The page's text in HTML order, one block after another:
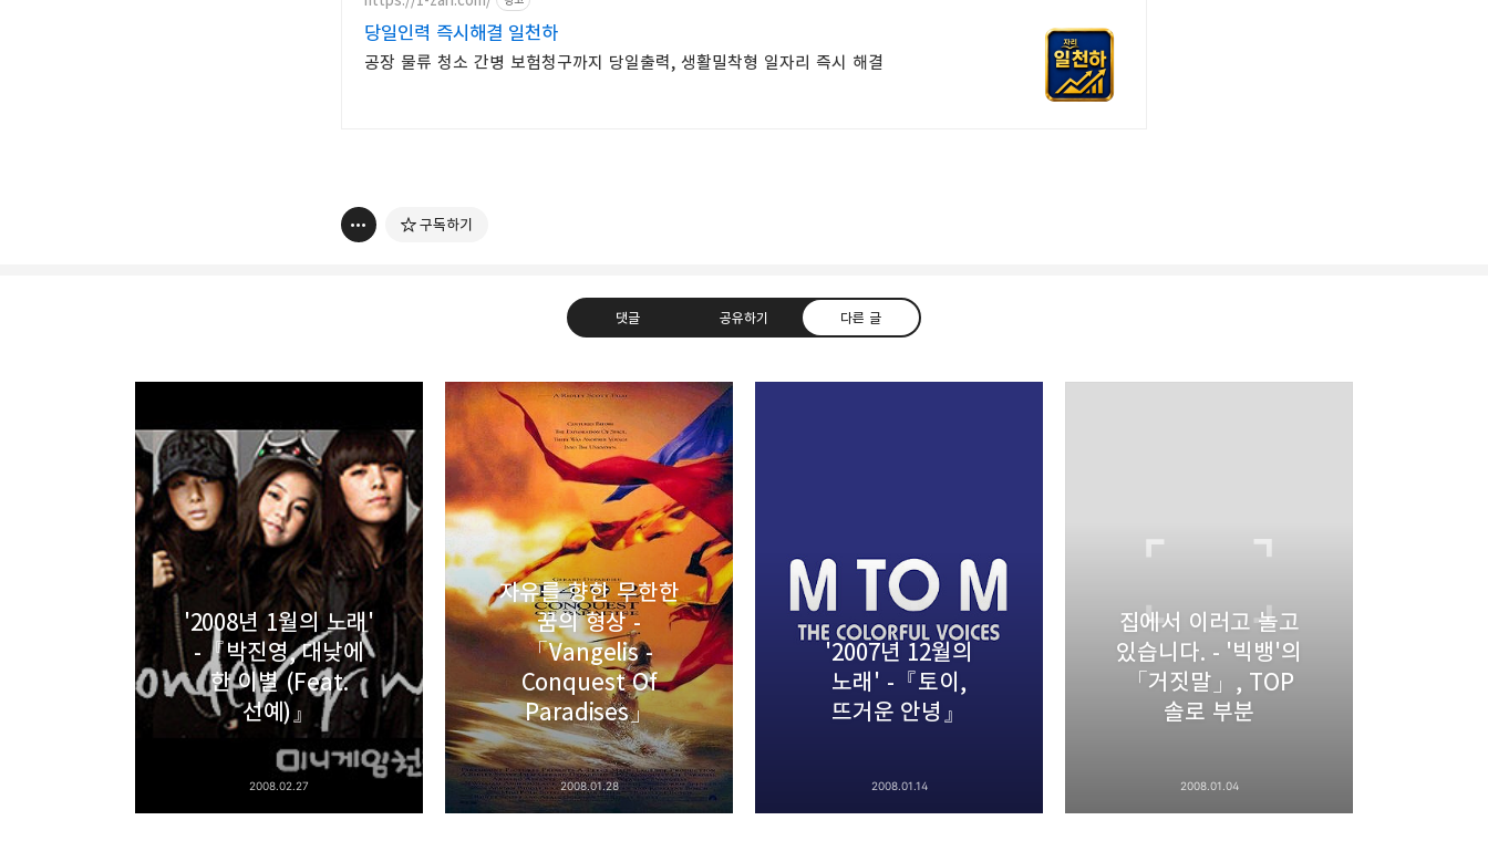
당일인력 즉시해결 일천하
공장 물류 청소 간병 보험청구까지 당일출력, 생활밀착형 일자리 즉시 해결
구독하기
댓글 공유하기 다른 글
thebravepost.com
bravesjb@gmail.com, South Korea, Since 2004
구독하기
구독하기 카카오톡 트위터
네이버 블로그 Pocket Evernote
'2008년 1월의 노래'
-『박진영, 대낮에
한 이별 (Feat.
선예)』
2008.02.27
자유를 향한 무한한
꿈의 형상 -
「Vangelis -
Conquest Of
Paradises」
2008.01.28
'2007년 12월의
노래' -『토이,
뜨거운 안녕』
2008.01.14
집에서 이러고 놀고
있습니다. - '빅뱅'의
「거짓말」, TOP
솔로 부분
2008.01.04